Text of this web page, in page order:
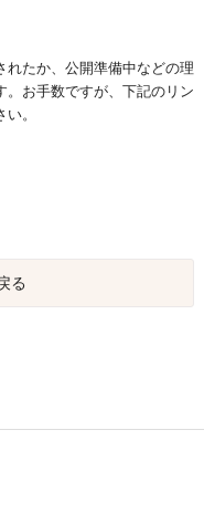
れたか、公開準備中などの理
。お手数ですが、下記のリン
。
る